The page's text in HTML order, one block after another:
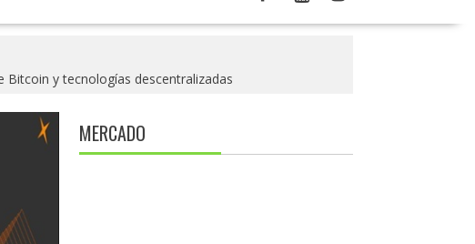
Bitcoin y tecnologías descentralizadas
MERCADO